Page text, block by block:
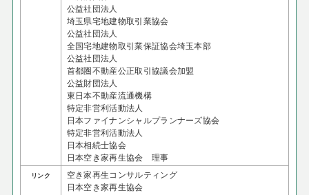
公益社団法人
埼玉県宅地建物取引業協会
公益社団法人
全国宅地建物取引業保証協会埼玉本部
公益社団法人
首都圏不動産公正取引協議会加盟
公益財団法人
東日本不動産流通機構
特定非営利活動法人
日本ファイナンシャルプランナーズ協会
特定非営利活動法人
日本相続士協会
日本空き家再生協会 理事
リンク
空き家再生コンサルティング
日本空き家再生協会